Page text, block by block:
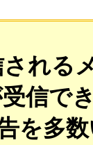
れる
信で
を多